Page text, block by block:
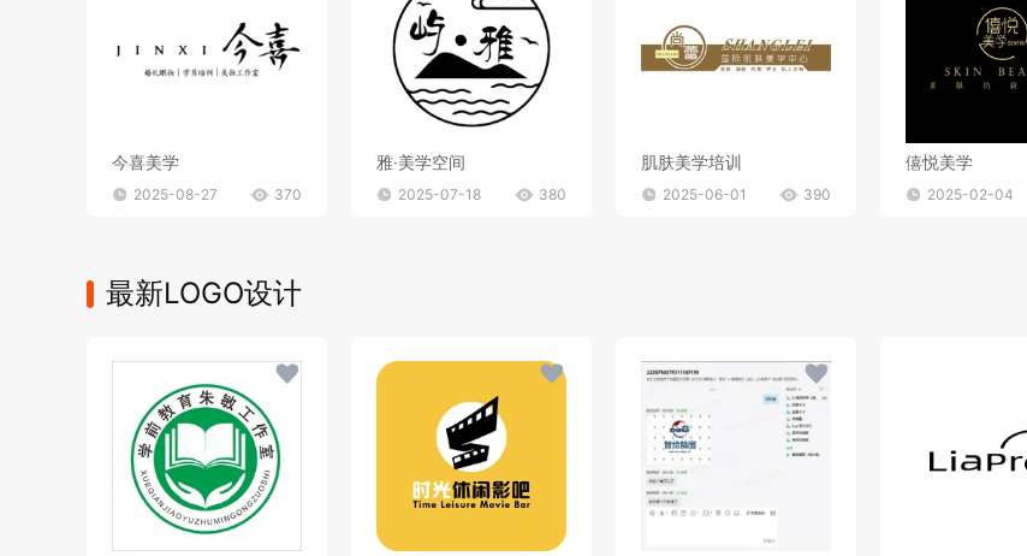
今喜美学
2025-08-27 370
雅·美学空间
2025-07-18 380
肌肤美学培训
2025-06-01 390
僖悦美学
2025-02-04
最新LOGO设计